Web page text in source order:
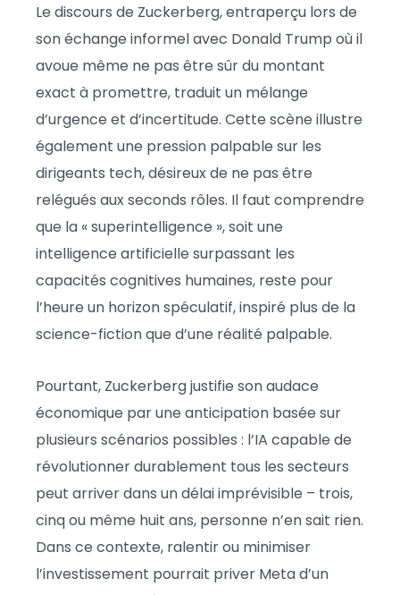
Le discours de Zuckerberg, entraperçu lors de
son échange informel avec Donald Trump où il
avoue même ne pas être sûr du montant
exact à promettre, traduit un mélange
d’urgence et d’incertitude. Cette scène illustre
également une pression palpable sur les
dirigeants tech, désireux de ne pas être
relégués aux seconds rôles. Il faut comprendre
que la « superintelligence », soit une
intelligence artificielle surpassant les
capacités cognitives humaines, reste pour
l’heure un horizon spéculatif, inspiré plus de la
science-fiction que d’une réalité palpable.
Pourtant, Zuckerberg justifie son audace
économique par une anticipation basée sur
plusieurs scénarios possibles : l’IA capable de
révolutionner durablement tous les secteurs
peut arriver dans un délai imprévisible – trois,
cinq ou même huit ans, personne n’en sait rien.
Dans ce contexte, ralentir ou minimiser
l’investissement pourrait priver Meta d’un